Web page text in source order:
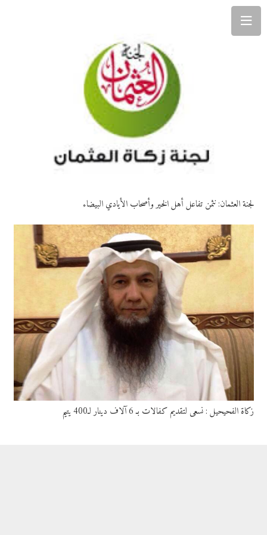
لجنة العثمان: نثمن تفاعل أهل الخير وأصحاب الأيادي البيضاء
زكاة الفحيحيل : نسعى لتقديم كفالات بـ 6 آلاف دينار لـ400 يتيم